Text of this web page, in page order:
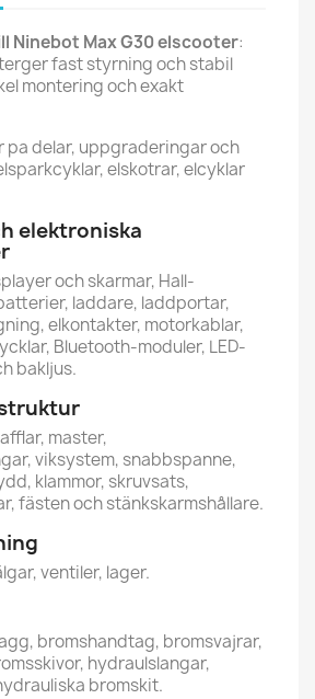
Ninebot Max G30 elscooter:
fast styrning och stabil
montering och exakt
pa delar, uppgraderingar och
elskotrar, elcyklar
elektroniska
och skarmar, Hall-
laddare, laddportar,
elkontakter, motorkablar,
Bluetooth-moduler, LED-
bakljus.
master,
viksystem, snabbspanne,
klammor, skruvsats,
fästen och stänkskarmshållare.
ventiler, lager.
bromshandtag, bromsvajrar,
hydraulslangar,
bromskit.